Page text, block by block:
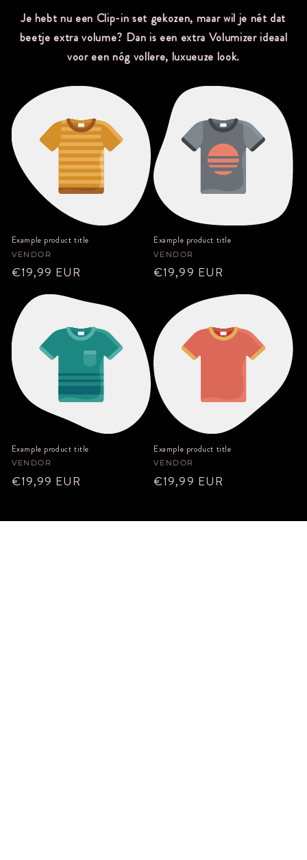
Je hebt nu een Clip-in set gekozen, maar wil je nét dat
beetje extra volume? Dan is een extra Volumizer ideaal
voor een nóg vollere, luxueuze look.
Example product title
Vendor:
VENDOR
Regular
€19,99 EUR
Example product title
Vendor:
VENDOR
Regular
€19,99 EUR
Example product title
Vendor:
VENDOR
Regular
€19,99 EUR
Example product title
Vendor:
VENDOR
Regular
€19,99 EUR